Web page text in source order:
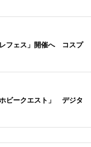
レフェス」開催へ コスプ
ビークエスト」 デジタ